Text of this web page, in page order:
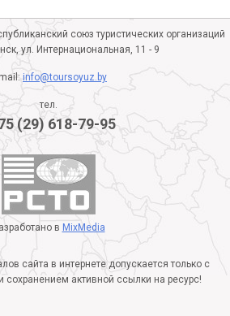
союз туристических организаций
ул. Интернациональная, 11 - 9
info@toursoyuz.by
тел.
(29) 618-79-95
в MixMedia
сайта в интернете допускается только с
сохранением активной ссылки на ресурс!